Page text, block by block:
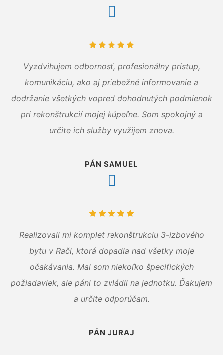
Vyzdvihujem odbornosť, profesionálny prístup,
komunikáciu, ako aj priebežné informovanie a
dodržanie všetkých vopred dohodnutých podmienok
pri rekonštrukcií mojej kúpeľne. Som spokojný a
určite ich služby využijem znova.
PÁN SAMUEL
Realizovali mi komplet rekonštrukciu 3-izbového
bytu v Rači, ktorá dopadla nad všetky moje
očakávania. Mal som niekoľko špecifických
požiadaviek, ale páni to zvládli na jednotku. Ďakujem
a určite odporúčam.
PÁN JURAJ